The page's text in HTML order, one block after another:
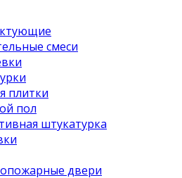
смеси
плитки
пол
штукатурка
двери